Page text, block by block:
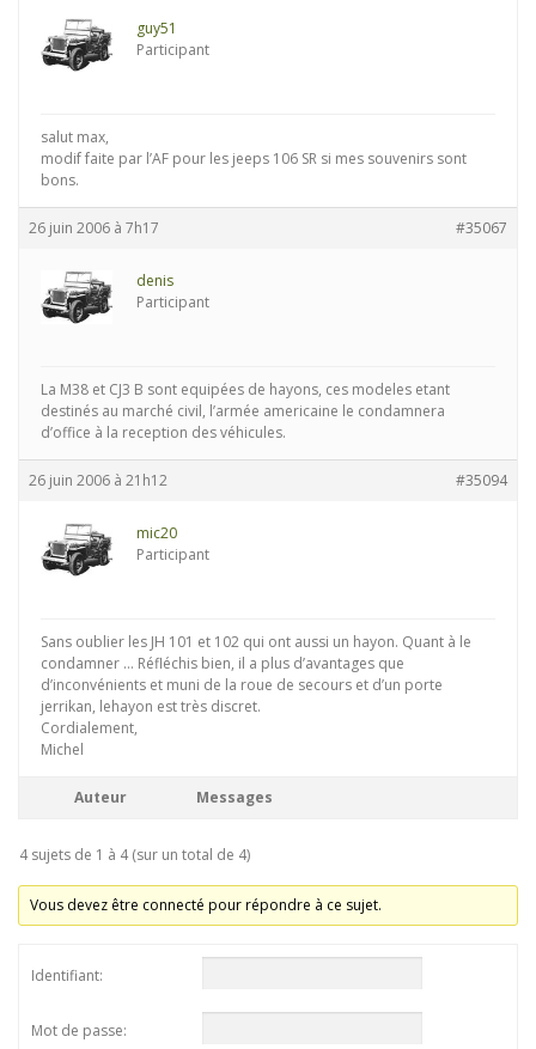
guy51
Participant
salut max,
modif faite par l’AF pour les jeeps 106 SR si mes souvenirs sont
bons.
26 juin 2006 à 7h17 #35067
denis
Participant
La M38 et CJ3 B sont equipées de hayons, ces modeles etant
destinés au marché civil, l’armée americaine le condamnera
d’office à la reception des véhicules.
26 juin 2006 à 21h12 #35094
mic20
Participant
Sans oublier les JH 101 et 102 qui ont aussi un hayon. Quant à le
condamner … Réfléchis bien, il a plus d’avantages que
d’inconvénients et muni de la roue de secours et d’un porte
jerrikan, lehayon est très discret.
Cordialement,
Michel
Auteur Messages
4 sujets de 1 à 4 (sur un total de 4)
Vous devez être connecté pour répondre à ce sujet.
Identifiant:
Mot de passe: